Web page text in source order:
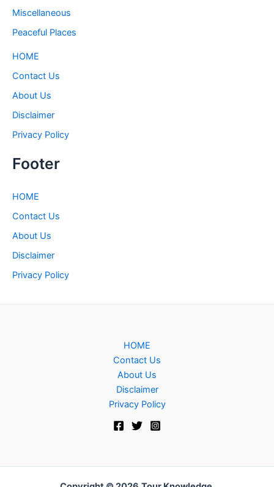
Miscellaneous
Peaceful Places
HOME
Contact Us
About Us
Disclaimer
Privacy Policy
Footer
HOME
Contact Us
About Us
Disclaimer
Privacy Policy
HOME
Contact Us
About Us
Disclaimer
Privacy Policy